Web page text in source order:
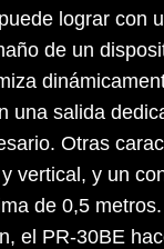
lograr con
de un
una salida
Otras
vertical, y un
de 0,5 metros.
el PR-30BE